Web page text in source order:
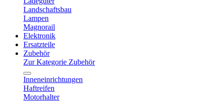
Landschaftsbau
Lampen
Magnorail
Elektronik
Ersatzteile
Zubehör
Zur Kategorie Zubehör
Inneneinrichtungen
Haftreifen
Motorhalter